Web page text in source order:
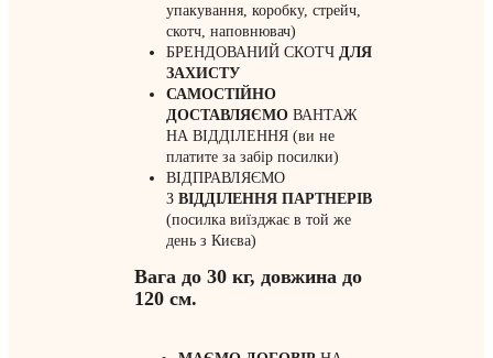
упакування, коробку, стрейч,
скотч, наповнювач)
БРЕНДОВАНИЙ СКОТЧ ДЛЯ
ЗАХИСТУ
САМОСТІЙНО
ДОСТАВЛЯЄМОВАНТАЖ
НА ВІДДІЛЕННЯ (ви не
платите за забір посилки)
ВІДПРАВЛЯЄМО
З ВІДДІЛЕННЯ ПАРТНЕРІВ
(посилка виїзджає в той же
день з Києва)
Вага до 30 кг, довжина до
120 см.